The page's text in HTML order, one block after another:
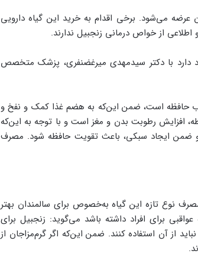
عرضه می‌شود. برخی اقدام به خرید این گیاه دارویی
از خواص درمانی زنجبیل ندارند.
دارد با دکتر سیدمهدی میرغضنفری، پزشک متخصص
حافظه است، ضمن این‌که به هضم غذا کمک و نفخ و
افزایش رطوبت‌ بدن و مغز است و با توجه به این‌که
ضمن ایجاد سبکی، باعث تقویت حافظه شود. مصرف
نوع تازه این گیاه به‌خصوص برای سالمندان بهتر
برای افراد داشته باشد می‌گوید: زنجبیل برای
از آن استفاده کنند. ضمن این‌که اگر گرم‌مزاجان از